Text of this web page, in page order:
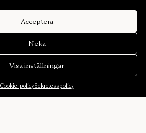
Acceptera
Neka
Visa inställningar
Cookie-policySekretesspolicy